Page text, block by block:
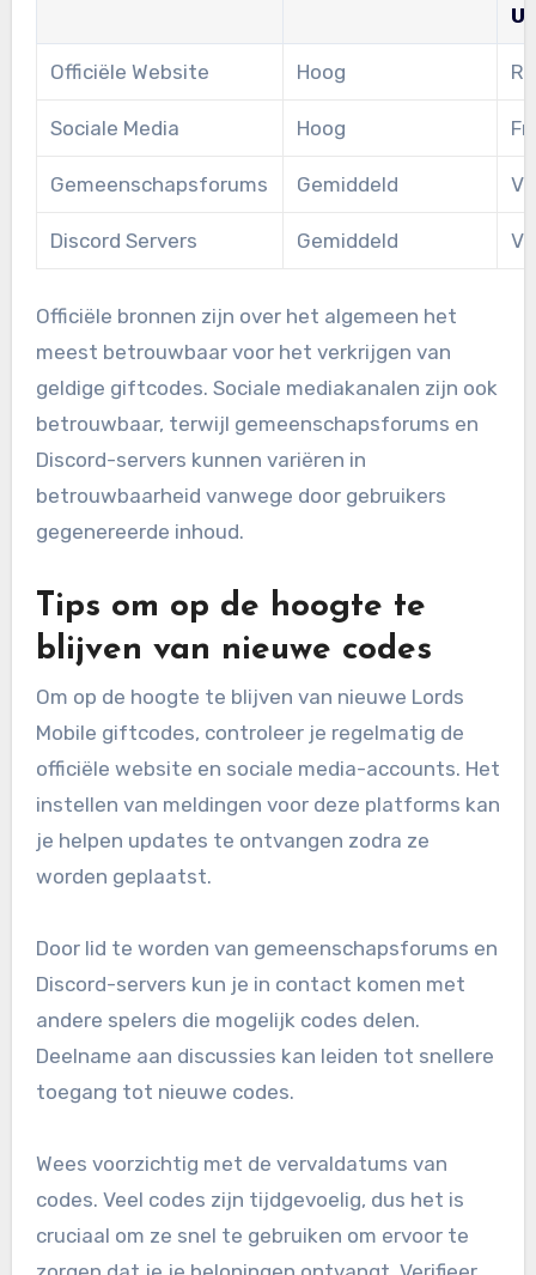
Officiële Website Hoog
Sociale Media Hoog
Gemeenschapsforums Gemiddeld
Discord Servers Gemiddeld
Officiële bronnen zijn over het algemeen het
meest betrouwbaar voor het verkrijgen van
geldige giftcodes. Sociale mediakanalen zijn ook
betrouwbaar, terwijl gemeenschapsforums en
Discord-servers kunnen variëren in
betrouwbaarheid vanwege door gebruikers
gegenereerde inhoud.
Tips om op de hoogte te
blijven van nieuwe codes
Om op de hoogte te blijven van nieuwe Lords
Mobile giftcodes, controleer je regelmatig de
officiële website en sociale media-accounts. Het
instellen van meldingen voor deze platforms kan
je helpen updates te ontvangen zodra ze
worden geplaatst.
Door lid te worden van gemeenschapsforums en
Discord-servers kun je in contact komen met
andere spelers die mogelijk codes delen.
Deelname aan discussies kan leiden tot snellere
toegang tot nieuwe codes.
Wees voorzichtig met de vervaldatums van
codes. Veel codes zijn tijdgevoelig, dus het is
cruciaal om ze snel te gebruiken om ervoor te